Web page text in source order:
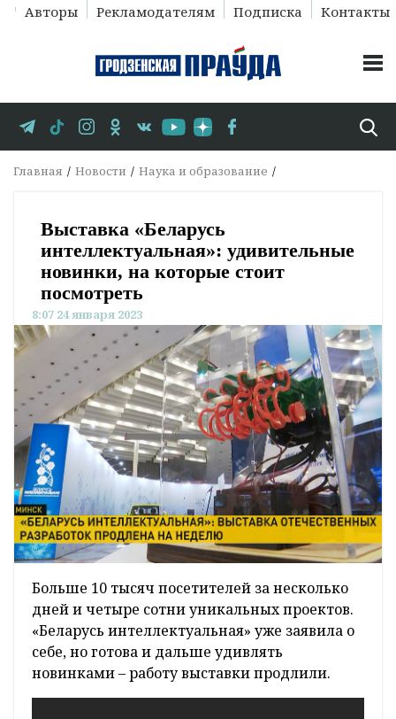
Авторы Рекламодателям Подписка Контакты
Главная Новости Наука и образование
Выставка «Беларусь
интеллектуальная»: удивительные
новинки, на которые стоит
посмотреть
8:07 24 января 2023
Больше 10 тысяч посетителей за несколько
дней и четыре сотни уникальных проектов.
«Беларусь интеллектуальная» уже заявила о
себе, но готова и дальше удивлять
новинками – работу выставки продлили.